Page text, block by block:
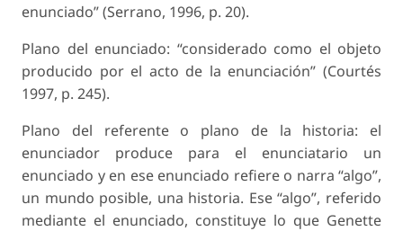
enunciado” (Serrano, 1996, p. 20).
Plano del enunciado: “considerado como el objeto
producido por el acto de la enunciación” (Courtés
1997, p. 245).
Plano del referente o plano de la historia: el
enunciador produce para el enunciatario un
enunciado y en ese enunciado refiere o narra “algo”,
un mundo posible, una historia. Ese “algo”, referido
mediante el enunciado, constituye lo que Genette